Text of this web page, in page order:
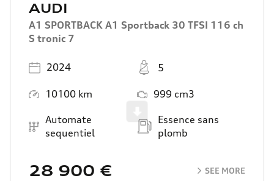
AUDI
A1 SPORTBACK A1 Sportback 30 TFSI 116 ch
S tronic 7
Registered
2024
Places
5
Mileage
10100 km
Engine Size
999 cm3
Transmission
Automate
sequentiel
Energy
Essence sans
plomb
28 900 € SEE MORE
Scroll